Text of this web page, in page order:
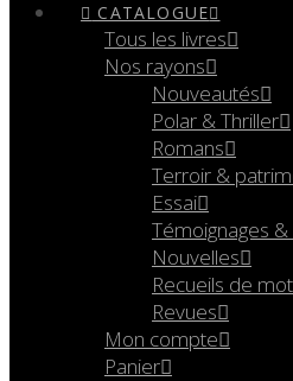
CATALOGUE
Tous les livres
Nos rayons
Nouveautés
Polar & Thriller
Romans
Terroir &
Essai
Témoignages
Nouvelles
Recueils de
Revues
Mon compte
Panier